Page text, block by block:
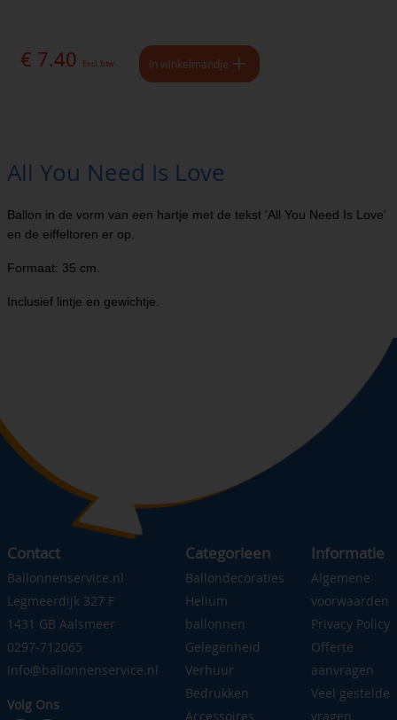
€ 7.40 Excl. btw In winkelmandje
All You Need Is Love
Ballon in de vorm van een hartje met de tekst 'All You Need Is Love'
en de eiffeltoren er op.
Formaat: 35 cm.
Inclusief lintje en gewichtje.
Contact
Ballonnenservice.nl
Legmeerdijk 327 F
1431 GB Aalsmeer
0297-712065
info@ballonnenservice.nl
Volg Ons
Categorieen
Ballondecoraties
Helium
ballonnen
Gelegenheid
Verhuur
Bedrukken
Accessoires
Informatie
Algemene
voorwaarden
Privacy Policy
Offerte
aanvragen
Veel gestelde
vragen